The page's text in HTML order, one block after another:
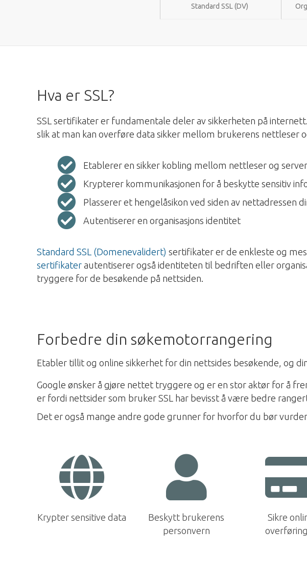
Standard SSL (DV)
Hva er SSL?
SSL sertifikater er fundamentale deler av sikkerheten på
slik at man kan overføre data sikker mellom brukerens nettleser
Etablerer en sikker kobling mellom nettleser og server
Krypterer kommunikasjonen for å beskytte sensitiv
Plasserer et hengelåsikon ved siden av nettadressen
Autentiserer en organisasjons identitet
Standard SSL (Domenevalidert) sertifikater er de enkleste og
sertifikater autentiserer også identiteten til bedriften eller
tryggere for de besøkende på nettsiden.
Forbedre din søkemotorrangering
Etabler tillit og online sikkerhet for din nettsides besøkende, og
Google ønsker å gjøre nettet tryggere og er en stor aktør for å
er fordi nettsider som bruker SSL har bevisst å være bedre
Det er også mange andre gode grunner for hvorfor du bør
Krypter sensitive data
Beskytt brukerens
personvern
Sikre